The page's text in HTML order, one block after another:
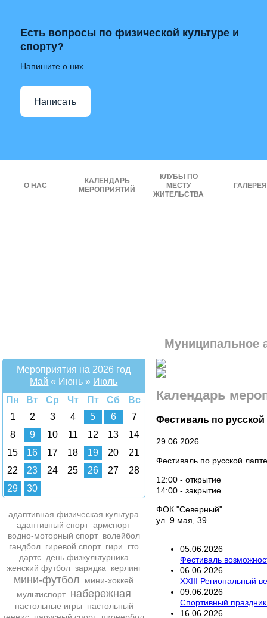
Есть вопросы по физической культуре и
спорту?
Напишите о них
Написать
О НАС
КАЛЕНДАРЬ
МЕРОПРИЯТИЙ
КЛУБЫ ПО
МЕСТУ
ЖИТЕЛЬСТВА
ГАЛЕРЕЯ
Муниципальное
Мероприятия на 2026 год
Май « Июнь » Июль
Пн
Вт Ср Чт Пт Сб
Вс
1
2 3 4 5 6
7
8
9 10 11 12 13
14
15
16 17 18 19 20
21
22
23 24 25 26 27
28
29
30
адаптивная физическая культура
адаптивный спорт армспорт
водно-моторный спорт волейбол
гандбол гиревой спорт гири
гто
дартс день физкультурника
женский футбол зарядка керлинг
мини-футбол
мини-хоккей
мультиспорт набережная
настольные игры
настольный
Календарь
Фестиваль по
29.06.2026
Фестиваль по русской
12:00 - открытие
14:00 - закрытие
ФОК "Северный"
ул. 9 мая, 39
05 06 2026
Фестиваль
06 06 2026
XXIII Региональный
09 06 2026
Спортивный
16 06 2026